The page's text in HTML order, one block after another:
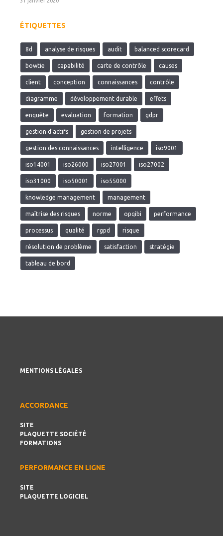
ÉTIQUETTES
8d analyse de risques audit balanced scorecard
bowtie capabilité carte de contrôle causes
client conception connaissances contrôle
diagramme développement durable effets
enquête evaluation formation gdpr
gestion d'actifs gestion de projets
gestion des connaissances intelligence iso9001
iso14001 iso26000 iso27001 iso27002
iso31000 iso50001 iso55000
knowledge management management
maîtrise des risques norme opqibi performance
processus qualité rgpd risque
résolution de problème satisfaction stratégie
tableau de bord
MENTIONS LÉGALES
ACCORDANCE
SITE
PLAQUETTE SOCIÉTÉ
FORMATIONS
PERFORMANCE EN LIGNE
SITE
PLAQUETTE LOGICIEL